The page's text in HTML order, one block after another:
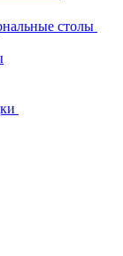
столы